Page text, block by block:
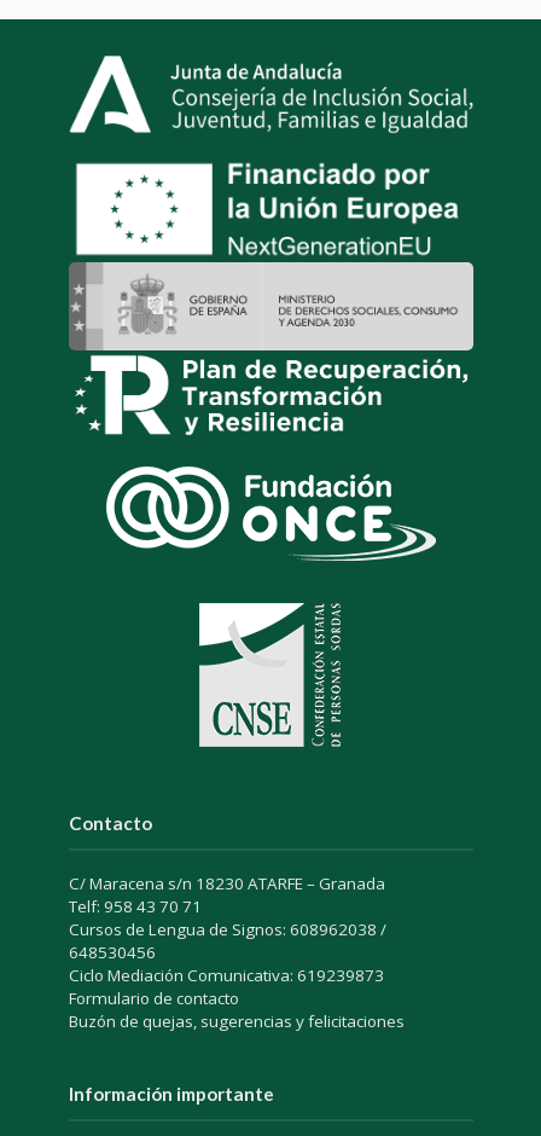
Contacto
C/ Maracena s/n 18230 ATARFE – Granada
Telf: 958 43 70 71
Cursos de Lengua de Signos: 608962038 /
648530456
Ciclo Mediación Comunicativa: 619239873
Formulario de contacto
Buzón de quejas, sugerencias y felicitaciones
Información importante